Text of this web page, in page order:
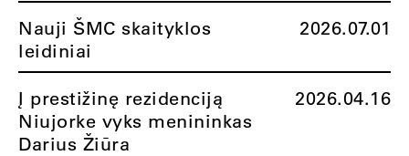
Nauji ŠMC skaityklos
leidiniai
2026.07.01
Į prestižinę rezidenciją
Niujorke vyks menininkas
Darius Žiūra
2026.04.16